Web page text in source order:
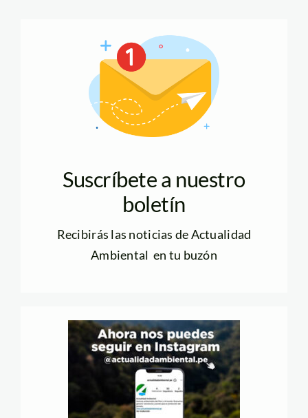
Suscríbete a nuestro
boletín
Recibirás las noticias de Actualidad
Ambiental en tu buzón